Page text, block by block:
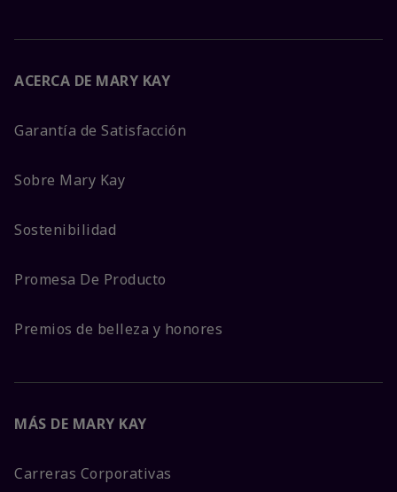
ACERCA DE MARY KAY
Garantía de Satisfacción
Sobre Mary Kay
Sostenibilidad
Promesa De Producto
Premios de belleza y honores
MÁS DE MARY KAY
Carreras Corporativas